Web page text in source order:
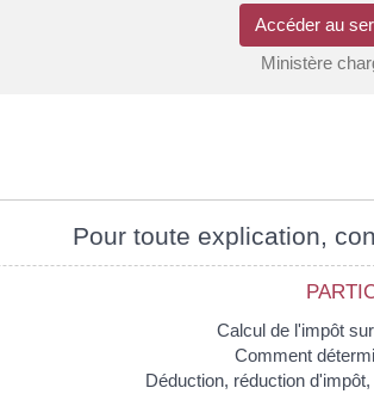
Accéder au
Ministère
Pour toute explication,
Calcul de l'impôt
Comment
Déduction, réduction